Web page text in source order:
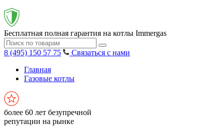
Бесплатная полная гарантия на котлы Immergas
8 (495) 150 57 75
Связаться с нами
Главная
Газовые котлы
более 60 лет безупречной
репутации на рынке